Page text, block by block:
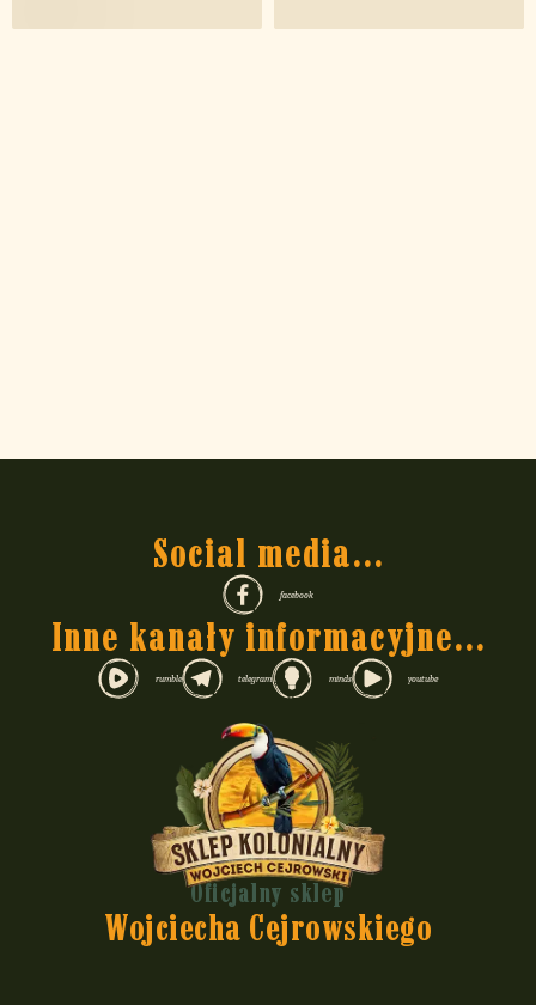
Social media...
facebook
Inne kanały informacyjne...
rumble telegram minds youtube
Oficjalny sklep
Wojciecha Cejrowskiego